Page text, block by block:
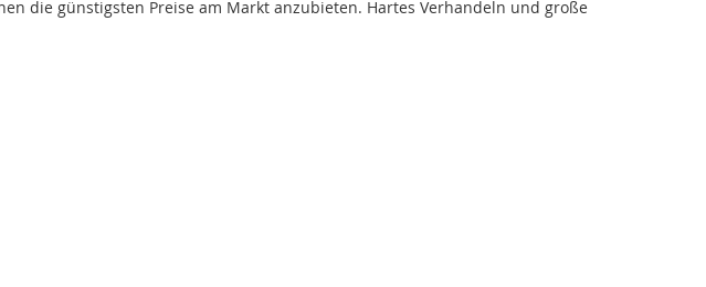
die günstigsten Preise am Markt anzubieten. Hartes Verhandeln und große